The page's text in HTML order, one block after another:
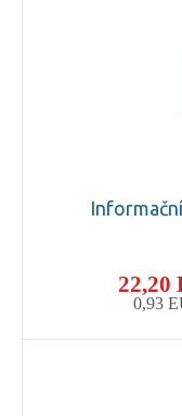
22,20
0,93